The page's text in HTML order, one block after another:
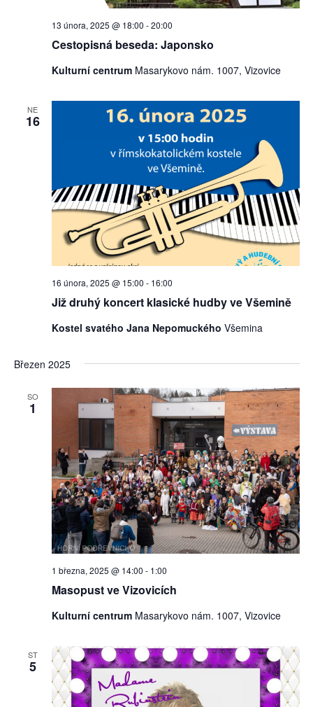
Cestopisná beseda: Japonsko
13 února, 2025 @ 18:00 -20:00
Kulturní centrum Masarykovo nám. 1007, Vizovice
NE
16
Již druhý koncert klasické hudby ve Všemině
16 února, 2025 @ 15:00 - 16:00
Kostel svatého Jana Nepomuckého Všemina
Březen 2025
SO
1
Masopust ve Vizovicích
1 března, 2025 @ 14:00 - 1:00
Kulturní centrum Masarykovo nám. 1007, Vizovice
ST
5